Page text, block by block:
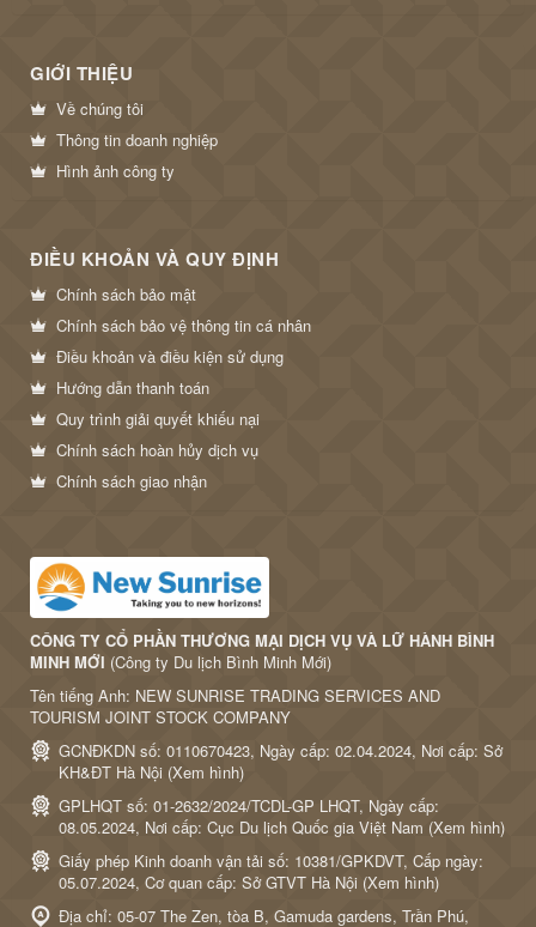
GIỚI THIỆU
Về chúng tôi
Thông tin doanh nghiệp
Hình ảnh công ty
ĐIỀU KHOẢN VÀ QUY ĐỊNH
Chính sách bảo mật
Chính sách bảo vệ thông tin cá nhân
Điều khoản và điều kiện sử dụng
Hướng dẫn thanh toán
Quy trình giải quyết khiếu nại
Chính sách hoàn hủy dịch vụ
Chính sách giao nhận
CÔNG TY CỔ PHẦN THƯƠNG MẠI DỊCH VỤ VÀ LỮ HÀNH BÌNH
MINH MỚI (Công ty Du lịch Bình Minh Mới)
Tên tiếng Anh: NEW SUNRISE TRADING SERVICES AND
TOURISM JOINT STOCK COMPANY
GCNĐKDN số: 0110670423, Ngày cấp: 02.04.2024, Nơi cấp: Sở
KH&ĐT Hà Nội (Xem hình)
GPLHQT số: 01-2632/2024/TCDL-GP LHQT, Ngày cấp:
08.05.2024, Nơi cấp: Cục Du lịch Quốc gia Việt Nam (Xem hình)
Giấy phép Kinh doanh vận tải số: 10381/GPKDVT, Cấp ngày:
05.07.2024, Cơ quan cấp: Sở GTVT Hà Nội (Xem hình)
Địa chỉ: 05-07 The Zen, tòa B, Gamuda gardens, Trần Phú,